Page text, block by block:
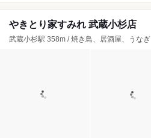
やきとり家すみれ 武蔵小杉店
武蔵小杉駅 358m / 焼き鳥、居酒屋、うなぎ